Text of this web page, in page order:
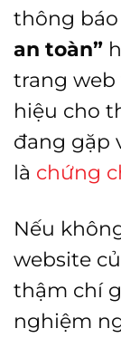
thông báo
an toàn”
trang web
hiệu cho
đang gặp
là chứng
Nếu
website
thậm chí
nghiệm